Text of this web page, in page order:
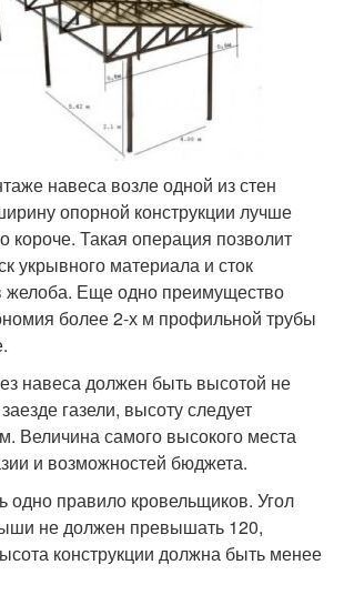
навеса возле одной из стен
опорной конструкции лучше
короче. Такая операция позволит
укрывного материала и сток
Еще одно преимущество
более 2-х м профильной трубы
навеса должен быть высотой не
газели, высоту следует
Величина самого высокого места
и возможностей бюджета.
одно правило кровельщиков. Угол
не должен превышать 120,
конструкции должна быть менее